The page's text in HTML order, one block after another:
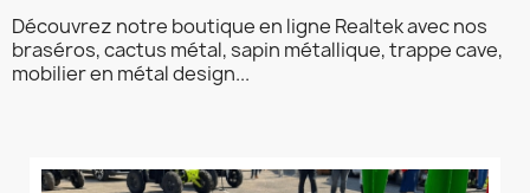
Découvrez notre boutique en ligne Realtek avec nos
braséros, cactus métal, sapin métallique, trappe cave,
mobilier en métal design...